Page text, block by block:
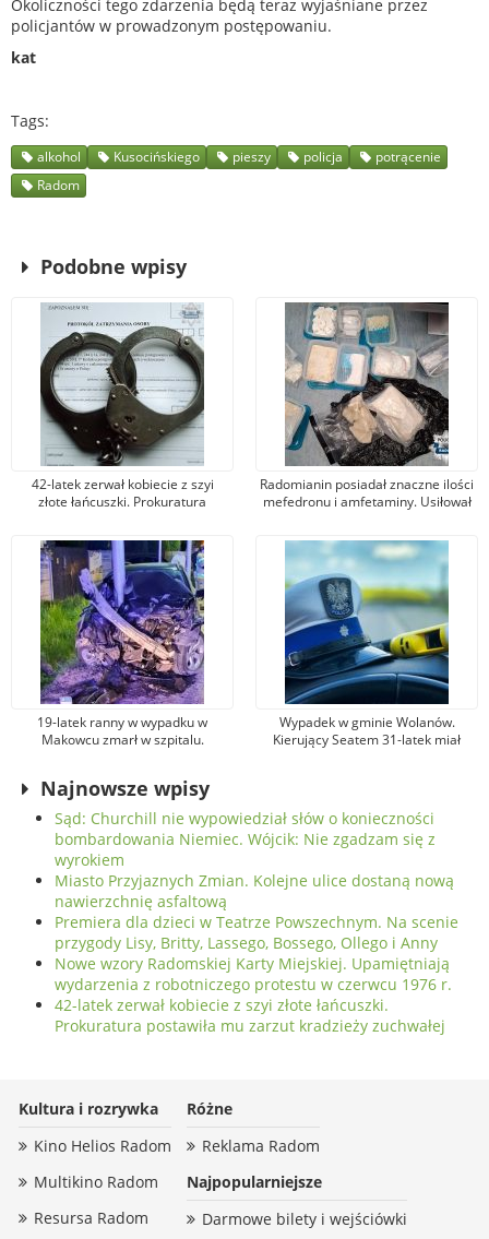
Okoliczności tego zdarzenia będą teraz wyjaśniane przez
policjantów w prowadzonym postępowaniu.
kat
Tags
alkohol Kusocińskiego pieszy policja
potrącenie
Radom
Podobne wpisy
42-latek zerwał kobiecie z szyi
złote łańcuszki. Prokuratura
zuchwałej
Radomianin posiadał znaczne ilości
mefedronu i amfetaminy. Usiłował
19-latek ranny w wypadku w
Makowcu zmarł w szpitalu.
Wypadek w gminie Wolanów.
Kierujący Seatem 31-latek miał
Najnowsze wpisy
Sąd: Churchill nie wypowiedział słów o konieczności
bombardowania Niemiec. Wójcik: Nie zgadzam się z
wyrokiem
Miasto Przyjaznych Zmian. Kolejne ulice dostaną nową
nawierzchnię asfaltową
Premiera dla dzieci w Teatrze Powszechnym. Na scenie
przygody Lisy, Britty, Lassego, Bossego, Ollego i Anny
Nowe wzory Radomskiej Karty Miejskiej. Upamiętniają
wydarzenia z robotniczego protestu w czerwcu 1976 r.
42-latek zerwał kobiecie z szyi złote łańcuszki.
Prokuratura postawiła mu zarzut kradzieży zuchwałej
Kultura i rozrywka
Kino Helios Radom
Multikino Radom
Resursa Radom
Różne
Reklama Radom
Najpopularniejsze
Darmowe bilety i wejściówki